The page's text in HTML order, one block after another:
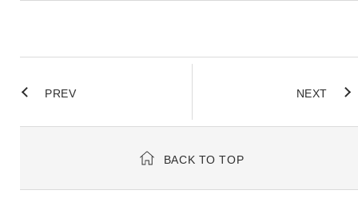
PREV NEXT
BACK TO TOP